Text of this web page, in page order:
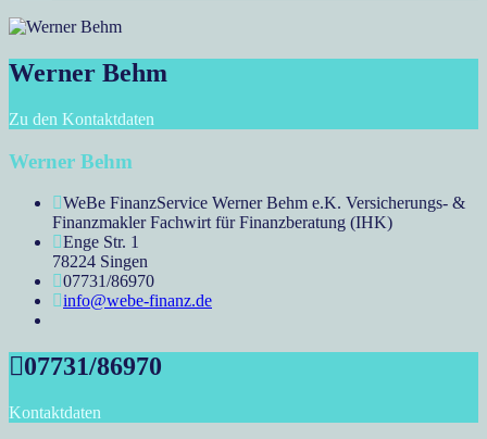
Werner Behm
Zu den Kontaktdaten
Werner Behm
WeBe FinanzService Werner Behm e.K. Versicherungs- &
Finanzmakler Fachwirt für Finanzberatung (IHK)
Enge Str. 1
78224 Singen
07731/86970
info@webe-finanz.de
07731/86970
Kontaktdaten